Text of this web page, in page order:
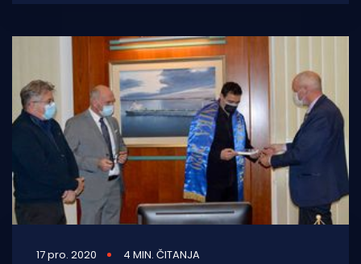
Tankerske plovidbe iz
17 pro. 2020 4 MIN. ČITANJA